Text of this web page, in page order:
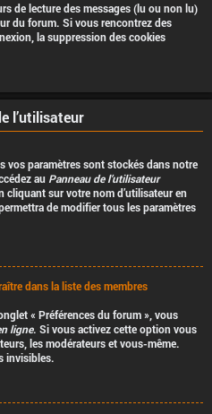
de lecture des messages (lu ou non lu)
du forum. Si vous rencontrez des
la suppression des cookies
l’utilisateur
vos paramètres sont stockés dans notre
au Panneau de l’utilisateur
cliquant sur votre nom d’utilisateur en
de modifier tous les paramètres
dans la liste des membres
« Préférences du forum », vous
ligne. Si vous activez cette option vous
les modérateurs et vous-même.
invisibles.